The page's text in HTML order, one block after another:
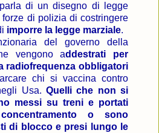
di un disegno di legge
di polizia di costringere
imporre la legge marziale.
del governo della
vengono addestrati per
radiofrequenza obbligatori
chi si vaccina contro
Usa. Quelli che non si
messi su treni e portati
o sono
di blocco e presi lungo le